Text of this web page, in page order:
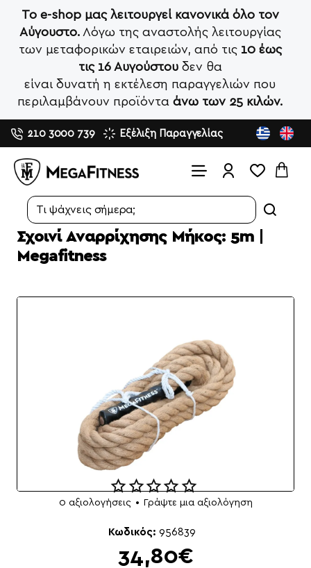
Το e-shop μας λειτουργεί κανονικά όλο τον
Αύγουστο.Λόγω της αναστολής λειτουργίας
των μεταφορικών εταιρειών, από τις 10 έως
τις 16 Αυγούστουδεν θα
είναι δυνατή η εκτέλεση παραγγελιών που
περιλαμβάνουν προϊόντα άνω των 25 κιλών.
210 3000 739 Εξέλιξη Παραγγελίας
Search...
Σχοινί Αναρρίχησης Μήκος: 5m |
Megafitness
0 αξιολογήσεις • Γράψτε μια αξιολόγηση
34,80€
Κωδικός: 956839